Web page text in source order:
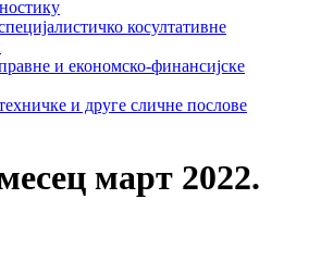
косултативне
и економско-финансијске
и друге сличне послове
март 2022.